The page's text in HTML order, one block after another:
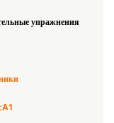
упражнения